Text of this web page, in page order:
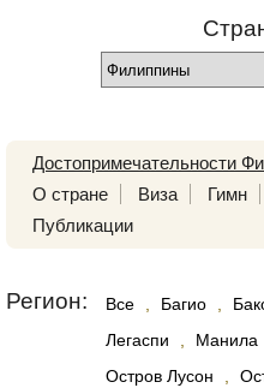
Достопримечательности
О стране
Виза Гимн
Публикации
Регион: Все Багио
Легаспи
Манила
Остров Лусон